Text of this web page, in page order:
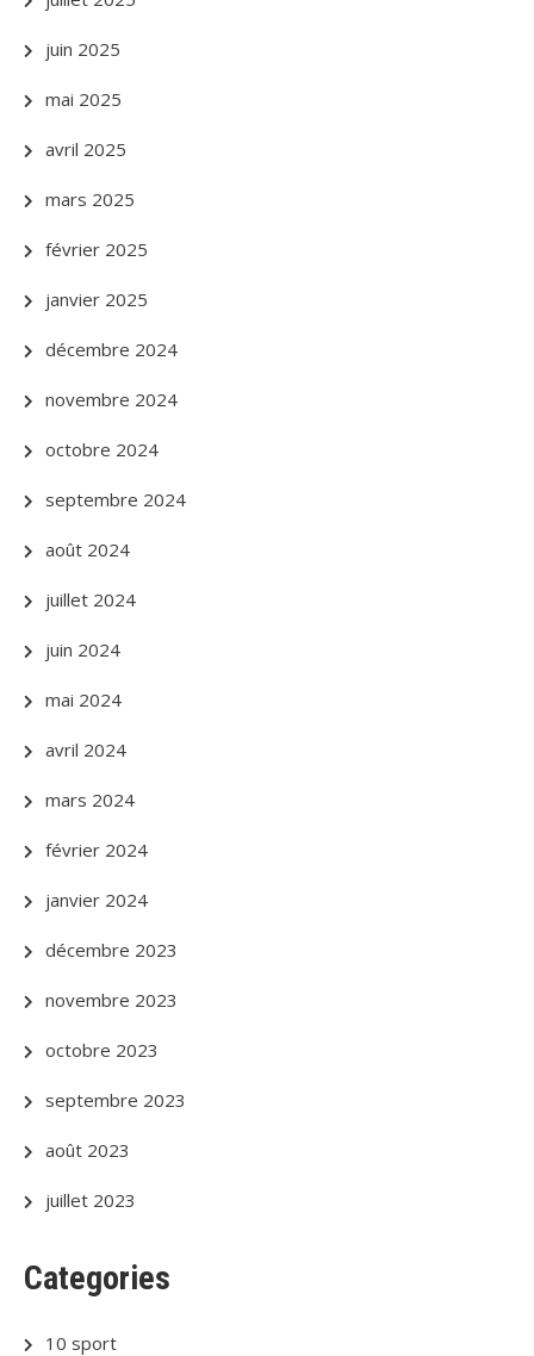
juin 2025
mai 2025
avril 2025
mars 2025
février 2025
janvier 2025
décembre 2024
novembre 2024
octobre 2024
septembre 2024
août 2024
juillet 2024
juin 2024
mai 2024
avril 2024
mars 2024
février 2024
janvier 2024
décembre 2023
novembre 2023
octobre 2023
septembre 2023
août 2023
juillet 2023
Categories
10 sport